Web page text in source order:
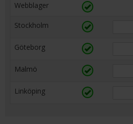
Webblager
Stockholm
Göteborg
Malmö
Linköping